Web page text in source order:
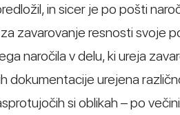
in sicer je po pošti
zavarovanje resnosti svoje
naročila v delu, ki ureja
dokumentacije urejena
si oblikah – po